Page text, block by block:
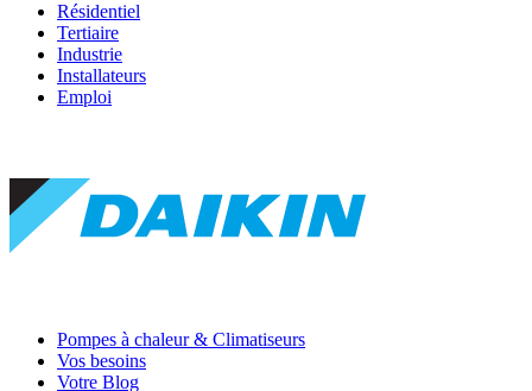
Résidentiel
Tertiaire
Industrie
Installateurs
Emploi
Pompes à chaleur & Climatiseurs
Vos besoins
Votre Blog